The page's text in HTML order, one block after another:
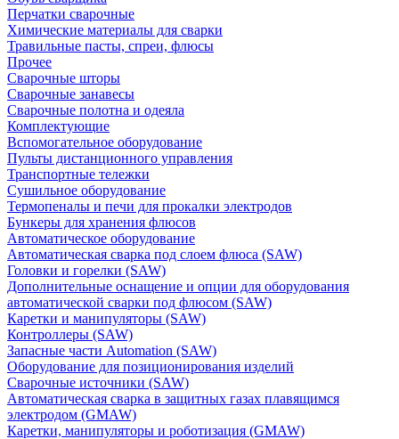
Перчатки сварочные
Химические материалы для сварки
Травильные пасты, спреи, флюсы
Прочее
Сварочные шторы
Сварочные занавесы
Сварочные полотна и одеяла
Комплектующие
Вспомогательное оборудование
Пульты дистанционного управления
Транспортные тележки
Сушильное оборудование
Термопеналы и печи для прокалки электродов
Бункеры для хранения флюсов
Автоматическое оборудование
Автоматическая сварка под слоем флюса (SAW)
Головки и горелки (SAW)
Дополнительные оснащение и опции для оборудования
автоматической сварки под флюсом (SAW)
Каретки и манипуляторы (SAW)
Контроллеры (SAW)
Запасные части Automation (SAW)
Оборудование для позиционирования изделий
Сварочные источники (SAW)
Автоматическая сварка в защитных газах плавящимся
электродом (GMAW)
Каретки, манипуляторы и роботизация (GMAW)